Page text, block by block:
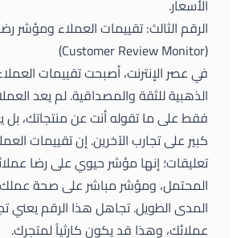
الأسعار.
الرقم الثالث: تقييمات العملاء ومؤشر
(Customer Review Monitor)
في عصر الإنترنت، أصبحت تقييمات
الذهبية للثقة والمصداقية. لم يعد
فقط على ما تقوله أنت عن منتجاتك،
كبير على تجارب الآخرين. إن تقييمات
تعليقات؛ إنها مؤشر حيوي على رضا
المحتمل، ومؤشر مباشر على صحة عملك
المدى الطويل. تجاهل هذا الرقم
عملائك، وهذا قد يكون كارثياً لمتجرك.